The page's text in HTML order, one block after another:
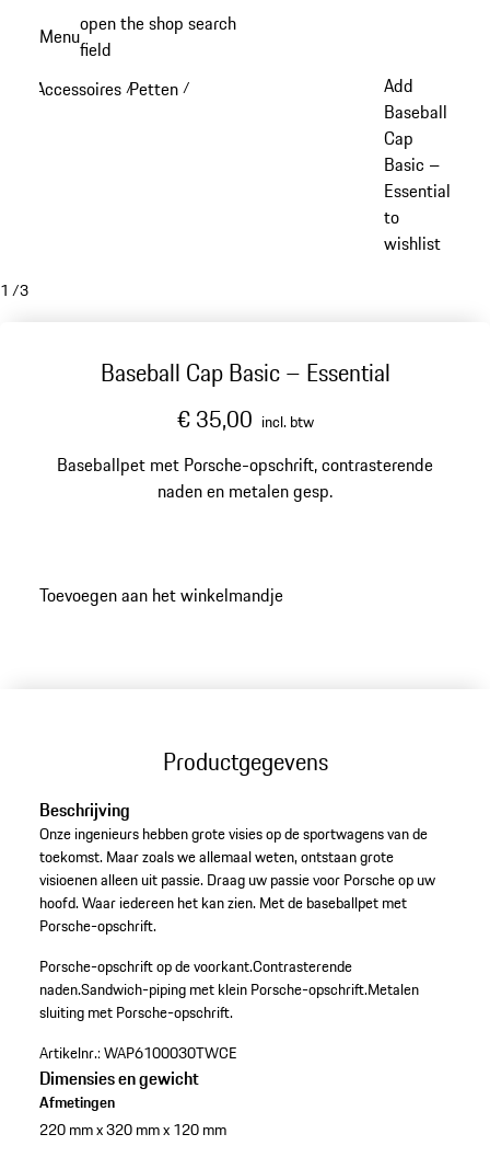
hoofdinhoud
Menuopen the shop search
field
Accessoires /Petten /
Add
Baseball
Cap
Basic –
Essential
to
wishlist
1 /3
Baseball Cap Basic – Essential
€ 35,00 incl. btw
Baseballpet met Porsche-opschrift, contrasterende
naden en metalen gesp.
Toevoegen aan het winkelmandje
Productgegevens
Beschrijving
Onze ingenieurs hebben grote visies op de sportwagens van de
toekomst. Maar zoals we allemaal weten, ontstaan grote
visioenen alleen uit passie. Draag uw passie voor Porsche op uw
hoofd. Waar iedereen het kan zien. Met de baseballpet met
Porsche-opschrift.
Porsche-opschrift op de voorkant.Contrasterende
naden.Sandwich-piping met klein Porsche-opschrift.Metalen
sluiting met Porsche-opschrift.
Artikelnr.:WAP6100030TWCE
Dimensies en gewicht
Afmetingen
220 mm x 320 mm x 120 mm